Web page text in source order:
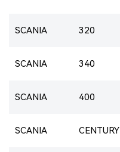
SCANIA 320
SCANIA 340
SCANIA 400
SCANIA CENTURY